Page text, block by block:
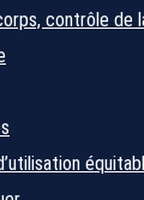
contrôle de